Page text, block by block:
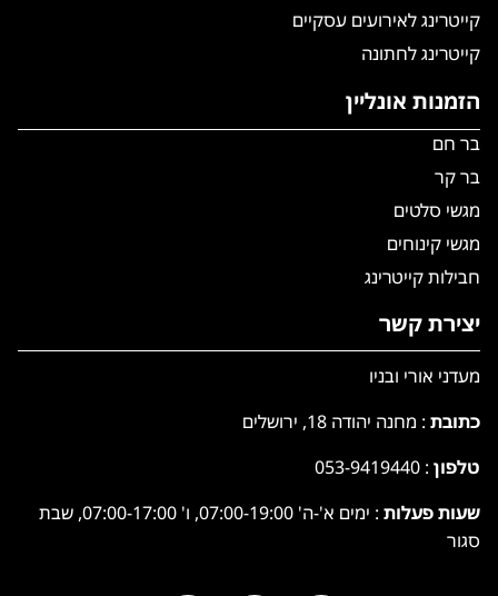
קייטרינג לאירועים עסקיים
קייטרינג לחתונה
הזמנות אונליין
בר חם
בר קר
מגשי סלטים
מגשי קינוחים
חבילות קייטרינג
יצירת קשר
מעדני אורי ובניו
כתובת : מחנה יהודה 18, ירושלים
טלפון :
053-9419440
שעות פעלות
: ימים א'-ה' 07:00-19:00, ו' 07:00-17:00, שבת
סגור